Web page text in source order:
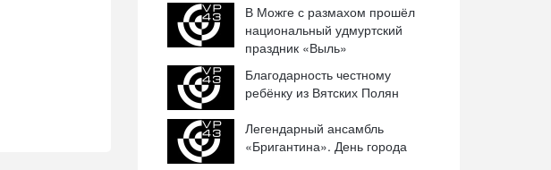
В Можге с размахом прошёл
национальный удмуртский
праздник «Выль»
Благодарность честному
ребёнку из Вятских Полян
Легендарный ансамбль
«Бригантина». День города